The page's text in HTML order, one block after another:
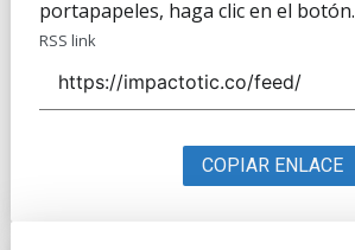
portapapeles, haga clic en el botón.
RSS link
COPIAR ENLACE